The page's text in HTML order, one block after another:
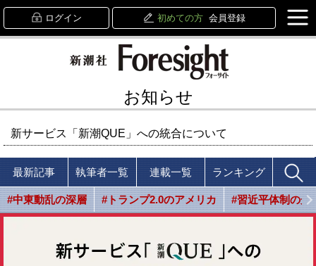
ログイン 初めての方 会員登録
お知らせ
新サービス「新潮QUE」への統合について
最新記事 執筆者一覧 連載一覧 ランキング
#中東動乱の深層 #トランプ2.0のアメリカ #習近平体制の光